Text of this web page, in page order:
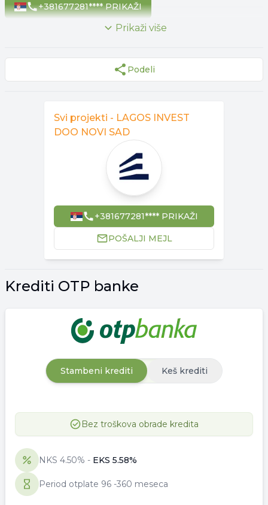
+381677281**** PRIKAŽI
Prikaži više
Podeli
Svi projekti - LAGOS INVEST
DOO NOVI SAD
+381677281**** PRIKAŽI
POŠALJI MEJL
Krediti OTP banke
Stambeni krediti Keš krediti
Bez troškova obrade kredita
NKS 4.50% - EKS 5.58%
Period otplate 96 -360 meseca